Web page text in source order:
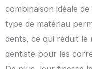
combinaison idéale
type de matériau
dents, ce qui réduit le
dentiste pour les